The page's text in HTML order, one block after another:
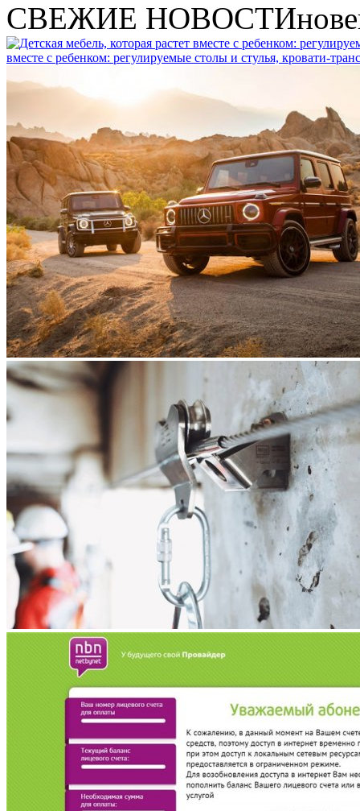
СВЕЖИЕ НОВОСТИ
вместе с ребенком: регулируемые столы и стулья, кровати-